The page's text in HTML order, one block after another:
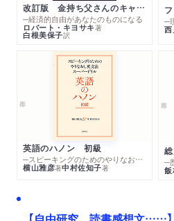
改訂版 金持ち父さんのキャッシュフロー・クワドラント
─経済的自由があなたのものになる
ロバート・キヨサキ著
白根美保子訳
─
英語のハノン 初級
─スピーキングのためのやりなおし英文法スーパードリル
横山雅彦著中村佐知子著 ─